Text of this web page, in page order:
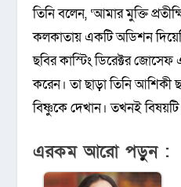
তিনি বলেন, ‘আমার মুক্তি
কলকাতায় একটি অডিশন
ছবির কাস্টিং ডিরেক্টর
করেন। তা ছাড়া তিনি আশিকী
বিষ্ণুকে দেখান। তখনই
এরকম আরো পড়ুন :